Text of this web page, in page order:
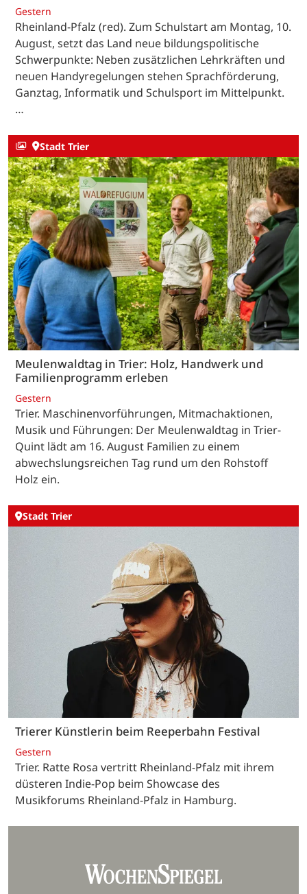
Gestern
Rheinland-Pfalz (red). Zum Schulstart am Montag, 10.
August, setzt das Land neue bildungspolitische
Schwerpunkte: Neben zusätzlichen Lehrkräften und
neuen Handyregelungen stehen Sprachförderung,
Ganztag, Informatik und Schulsport im Mittelpunkt.
…
Stadt Trier
Meulenwaldtag in Trier: Holz, Handwerk und
Familienprogramm erleben
Gestern
Trier. Maschinenvorführungen, Mitmachaktionen,
Musik und Führungen: Der Meulenwaldtag in Trier-
Quint lädt am 16. August Familien zu einem
abwechslungsreichen Tag rund um den Rohstoff
Holz ein.
Stadt Trier
Trierer Künstlerin beim Reeperbahn Festival
Gestern
Trier. Ratte Rosa vertritt Rheinland-Pfalz mit ihrem
düsteren Indie-Pop beim Showcase des
Musikforums Rheinland-Pfalz in Hamburg.